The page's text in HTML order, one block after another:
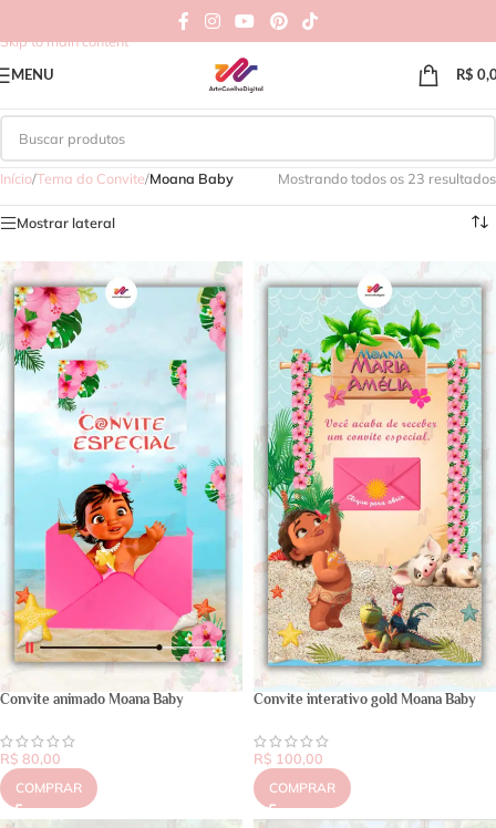
Skip to main content
MENU R$
Início/Tema do Convite/Moana Baby Mostrando todos os 23 resultados
Mostrar lateral
Convite animado Moana Baby
R$ 80,00
COMPRAR
Convite interativo gold Moana Baby
R$ 100,00
COMPRAR